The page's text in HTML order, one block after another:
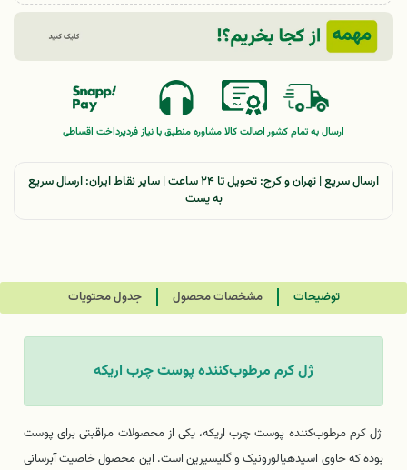
ارسال به تمام کشوراصالت کالامشاوره منطبق با نیاز فردپرداخت اقساطی
ارسال سریع | تهران و کرج: تحویل تا ۲۴ ساعت | سایر نقاط ایران: ارسال سریع
به پست
توضیحات مشخصات محصول جدول محتویات
ژل کرم مرطوب‌کننده پوست چرب اریکه
ژل کرم مرطوب‌کننده پوست چرب اریکه، یکی از محصولات مراقبتی برای پوست
بوده که حاوی اسیدهیالورونیک و گلیسیرین است. این محصول خاصیت آبرسانی